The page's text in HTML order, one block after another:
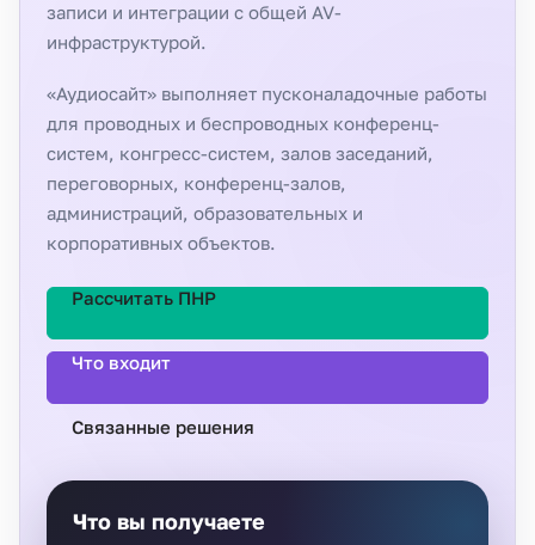
записи и интеграции с общей AV-
инфраструктурой.
«Аудиосайт» выполняет пусконаладочные работы
для проводных и беспроводных конференц-
систем, конгресс-систем, залов заседаний,
переговорных, конференц-залов,
администраций, образовательных и
корпоративных объектов.
Рассчитать ПНР
Что входит
Связанные решения
Что вы получаете